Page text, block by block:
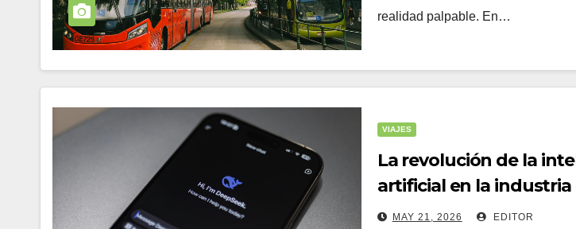
realidad palpable. En…
VIAJES
La revolución de la
artificial en la industria
(revolución
MAY 21, 2026 EDITOR